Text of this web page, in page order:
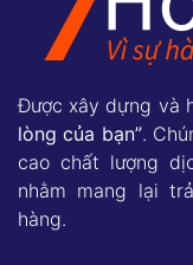
Được xây dựng và
lòng của bạn”.
cao chất lượng
nhằm mang lại
hàng.